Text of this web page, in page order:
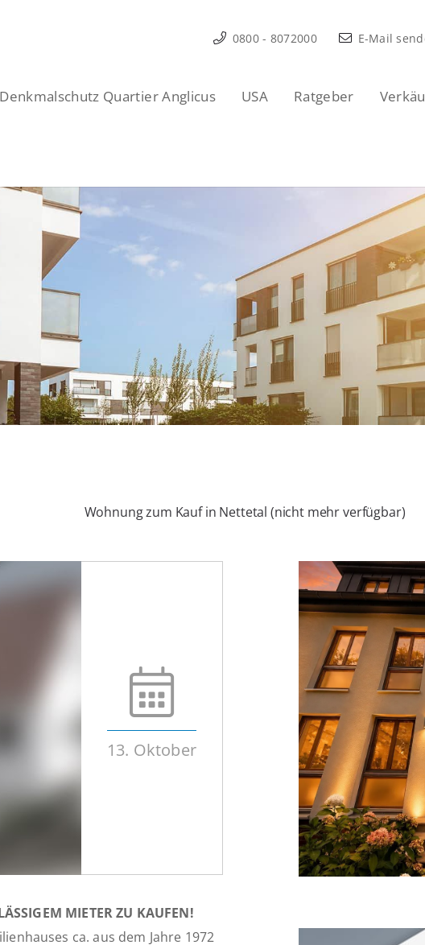
0800 - 8072000 E-Mail
Denkmalschutz Quartier Anglicus USA Ratgeber
Wohnung zum Kauf in Nettetal (nicht mehr verfügbar)
13. Oktober
MIETER ZU KAUFEN!
ca. aus dem Jahre 1972